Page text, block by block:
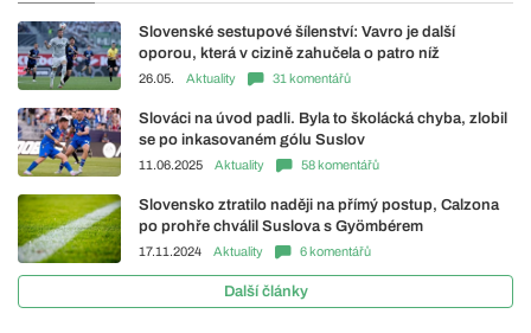
Slovenské sestupové šílenství: Vavro je další
oporou, která v cizině zahučela o patro níž
26.05. Aktuality 31 komentářů
Slováci na úvod padli. Byla to školácká chyba, zlobil
se po inkasovaném gólu Suslov
11.06.2025 Aktuality 58 komentářů
Slovensko ztratilo naději na přímý postup, Calzona
po prohře chválil Suslova s Gyömbérem
17.11.2024 Aktuality 6 komentářů
Další články